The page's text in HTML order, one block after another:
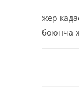
жер
боюнча